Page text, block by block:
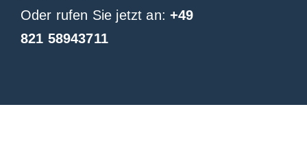
Oder rufen Sie jetzt an: +49
821 58943711